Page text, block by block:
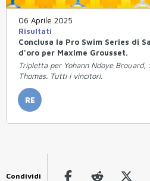
06 Aprile 2025
Risultati
Conclusa la Pro Swim Series di
d'oro per Maxime Grousset.
Tripletta per Yohann Ndoye Brouard,
Thomas. Tutti i vincitori.
RE
Condividi